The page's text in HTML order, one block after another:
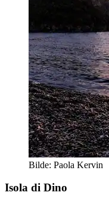
Bilde: Paola Kervin
Isola di Dino